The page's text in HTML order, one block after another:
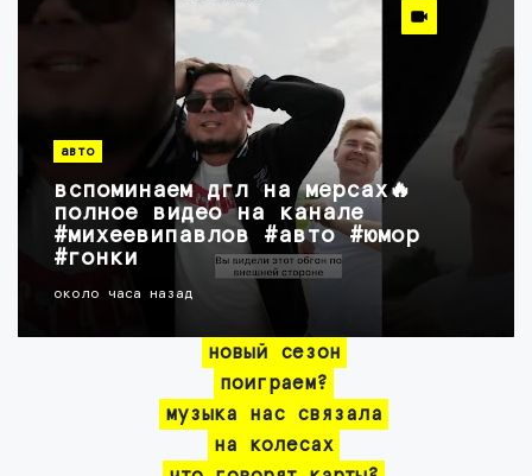
авто
вспоминаем дгл на мерсах🔥
полное видео на канале
#михеевипавлов #авто #юмор
#гонки
около часа назад
новый сезон
поиграем?
музыка нас связала
на колесах